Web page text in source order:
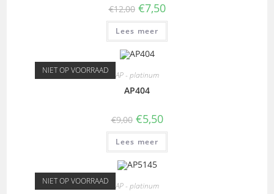
€12,00 €7,50
Lees meer
NIET OP VOORRAAD AP - platinum
AP404
€9,00 €5,50
Lees meer
NIET OP VOORRAAD AP - platinum